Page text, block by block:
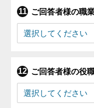
ご回答者様の職
ご回答者様の役